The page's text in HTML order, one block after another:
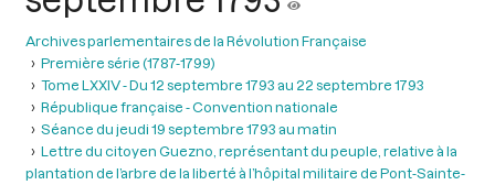
Archives parlementaires de la Révolution Française
Première série (1787-1799)
Tome LXXIV - Du 12 septembre 1793 au 22 septembre 1793
République française - Convention nationale
Séance du jeudi 19 septembre 1793 au matin
Lettre du citoyen Guezno, représentant du peuple, relative à la
plantation de l’arbre de la liberté à l’hôpital militaire de Pont-Sainte-